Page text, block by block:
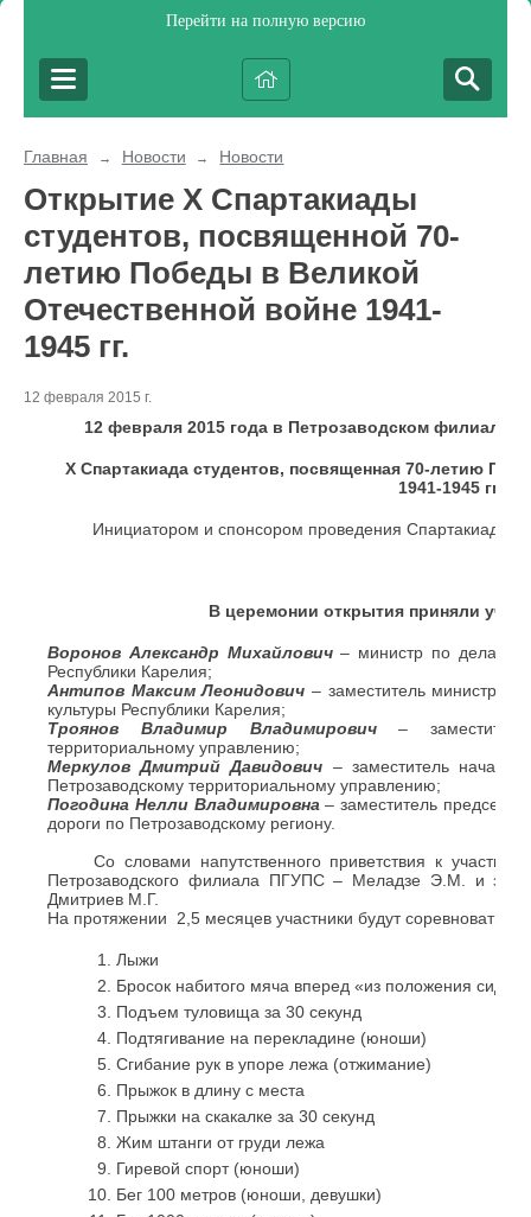
Перейти на полную версию
Главная → Новости → Новости
Открытие Х Спартакиады
студентов, посвященной 70-
летию Победы в Великой
Отечественной войне 1941-
1945 гг.
12 февраля 2015 г.
12 февраля 2015 года в Петрозаводском филиале
Х Спартакиада студентов, посвященная 70-летию
1941-1945 гг.
Инициатором и спонсором проведения Спартакиады
В церемонии открытия приняли
Воронов Александр Михайлович– министр по делам
Республики Карелия;
Антипов Максим Леонидович – заместитель министра
культуры Республики Карелия;
Троянов Владимир Владимирович– заместитель
территориальному управлению;
Меркулов Дмитрий Давидович – заместитель
Петрозаводскому территориальному управлению;
Погодина Нелли Владимировна – заместитель
дороги по Петрозаводскому региону.
Со словами напутственного приветствия к
Петрозаводского филиала ПГУПС – Меладзе Э.М. и
Дмитриев М.Г.
На протяжении 2,5 месяцев участники будут
Лыжи
Бросок набитого мяча вперед «из положения сидя
Подъем туловища за 30 секунд
Подтягивание на перекладине (юноши)
Сгибание рук в упоре лежа (отжимание)
Прыжок в длину с места
Прыжки на скакалке за 30 секунд
Жим штанги от груди лежа
Гиревой спорт (юноши)
Бег 100 метров (юноши, девушки)